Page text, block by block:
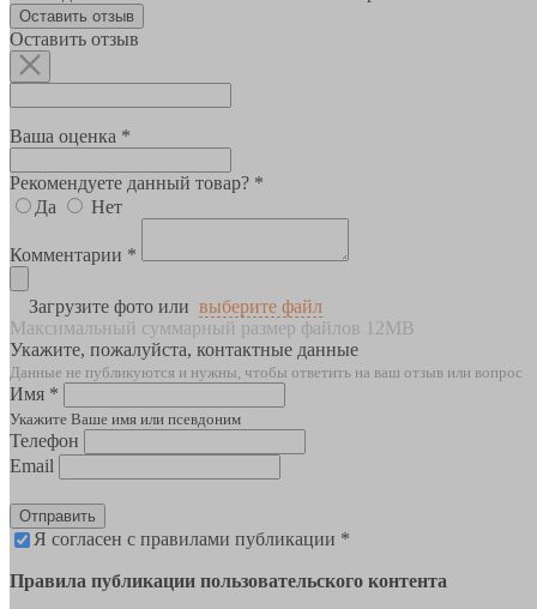
Оставить отзыв
Оставить отзыв
Ваша оценка *
Рекомендуете данный товар? *
Да
Нет
Комментарии *
Загрузите фото или выберите файл
Максимальный суммарный размер файлов 12MB
Укажите, пожалуйста, контактные данные
Данные не публикуются и нужны, чтобы ответить на ваш отзыв или вопрос
Имя *
Укажите Ваше имя или псевдоним
Телефон
Email
Отправить
Я согласен с правилами публикации *
Правила публикации пользовательского контента